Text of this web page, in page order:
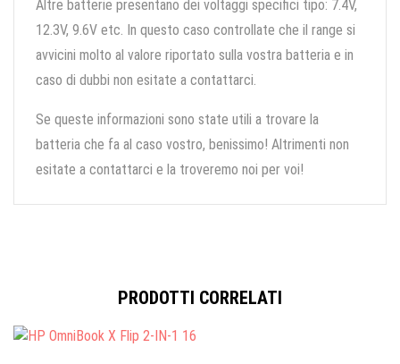
Altre batterie presentano dei voltaggi specifici tipo: 7.4V,
12.3V, 9.6V etc. In questo caso controllate che il range si
avvicini molto al valore riportato sulla vostra batteria e in
caso di dubbi non esitate a contattarci.
Se queste informazioni sono state utili a trovare la
batteria che fa al caso vostro, benissimo! Altrimenti non
esitate a contattarci e la troveremo noi per voi!
PRODOTTI CORRELATI